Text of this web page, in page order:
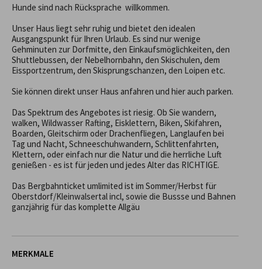
Hunde sind nach Rücksprache  willkommen.
Unser Haus liegt sehr ruhig und bietet den idealen
Ausgangspunkt für Ihren Urlaub. Es sind nur wenige
Gehminuten zur Dorfmitte, den Einkaufsmöglichkeiten, den
Shuttlebussen, der Nebelhornbahn, den Skischulen, dem
Eissportzentrum, den Skisprungschanzen, den Loipen etc.
Sie können direkt unser Haus anfahren und hier auch parken.
Das Spektrum des Angebotes ist riesig. Ob Sie wandern,
walken, Wildwasser Rafting, Eisklettern, Biken, Skifahren,
Boarden, Gleitschirm oder Drachenfliegen, Langlaufen bei
Tag und Nacht, Schneeschuhwandern, Schlittenfahrten,
Klettern, oder einfach nur die Natur und die herrliche Luft
genießen - es ist für jeden und jedes Alter das RICHTIGE.
Das Bergbahnticket umlimited ist im Sommer/Herbst für
Oberstdorf/Kleinwalsertal incl, sowie die Bussse und Bahnen
ganzjährig für das komplette Allgäu
MERKMALE